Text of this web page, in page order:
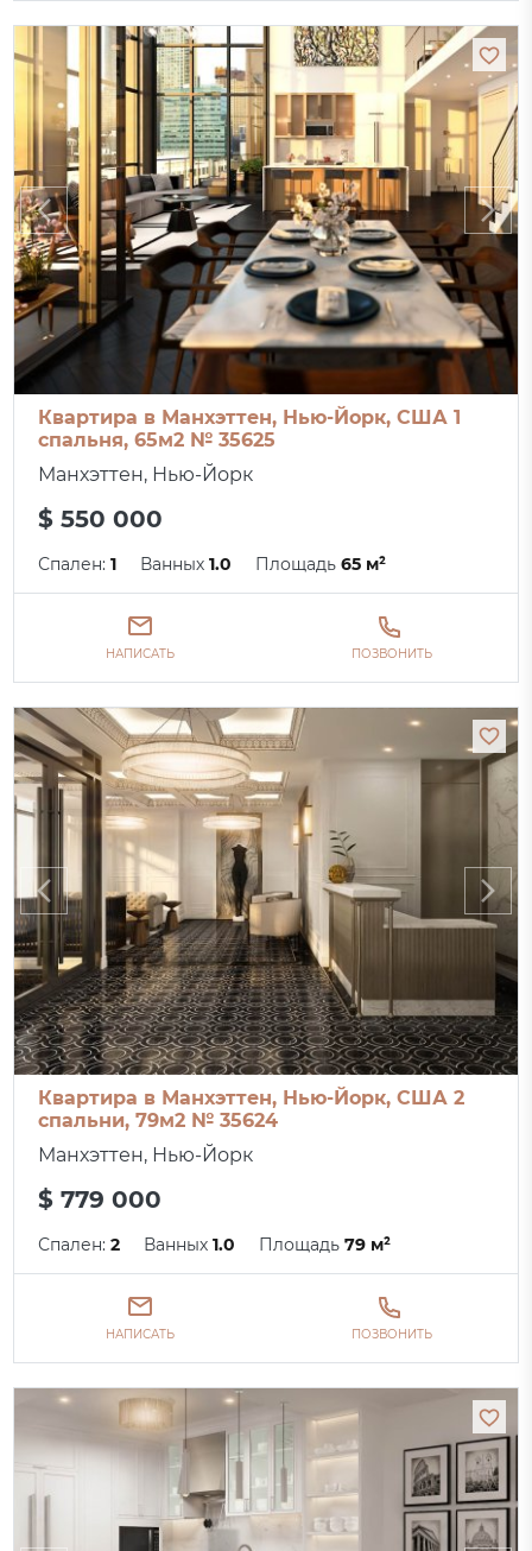
Квартира в Манхэттен, Нью-Йорк, США 1
спальня, 65м2 № 35625
Манхэттен, Нью-Йорк
$ 550 000
Спален:1 Ванных1.0 Площадь65 м²
НАПИСАТЬ ПОЗВОНИТЬ
Квартира в Манхэттен, Нью-Йорк, США 2
спальни, 79м2 № 35624
Манхэттен, Нью-Йорк
$ 779 000
Спален:2 Ванных1.0 Площадь79 м²
НАПИСАТЬ ПОЗВОНИТЬ